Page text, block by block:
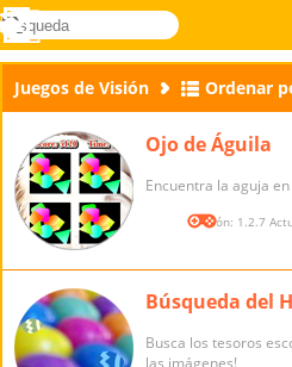
Novel
búsqueda
Acceder
Menú
Juegos de Visión Ordenar
Ojo de Águila
Encuentra la aguja
Versión: 1.2.7
Búsqueda del
Busca los tesoros
las imágenes!